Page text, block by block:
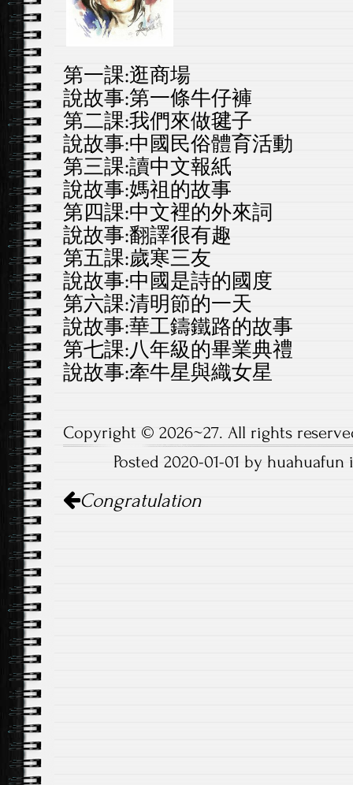
第一課:逛商場
說故事:第一條牛仔褲
第二課:我們來做毽子
說故事:中國民俗體育活動
第三課:讀中文報紙
說故事:媽祖的故事
第四課:中文裡的外來詞
說故事:翻譯很有趣
第五課:歲寒三友
說故事:中國是詩的國度
第六課:清明節的一天
說故事:華工鑄鐵路的故事
第七課:八年級的畢業典禮
說故事:牽牛星與織女星
Copyright © 2026~27. All rights
Posted 2020-01-01 by
Post
navigation
Congratulation